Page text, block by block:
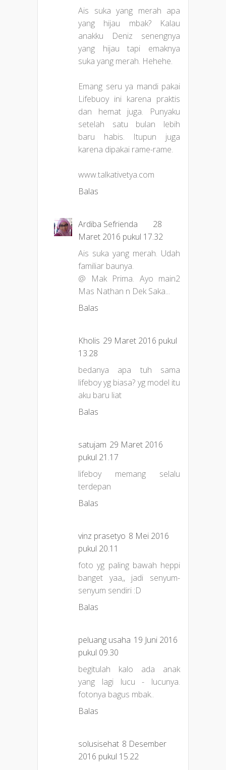
Ais suka yang merah apa
yang hijau mbak? Kalau
anakku Deniz senengnya
yang hijau tapi emaknya
suka yang merah. Hehehe.
Emang seru ya mandi pakai
Lifebuoy ini karena praktis
dan hemat juga. Punyaku
setelah satu bulan lebih
baru habis. Itupun juga
karena dipakai rame-rame.
www.talkativetya.com
Balas
Ardiba Sefrienda
28
Maret 2016 pukul 17.32
Ais suka yang merah. Udah
familiar baunya.
@ Mak Prima. Ayo main2
Mas Nathan n Dek Saka...
Balas
Kholis 29 Maret 2016 pukul
13.28
bedanya apa tuh sama
lifeboy yg biasa? yg model itu
aku baru liat
Balas
satujam 29 Maret 2016
pukul 21.17
lifeboy memang selalu
terdepan
Balas
vinz prasetyo 8 Mei 2016
pukul 20.11
foto yg paling bawah heppi
banget yaa,, jadi senyum-
senyum sendiri :D
Balas
peluang usaha 19 Juni 2016
pukul 09.30
begitulah kalo ada anak
yang lagi lucu - lucunya.
fotonya bagus mbak..
Balas
solusisehat 8 Desember
2016 pukul 15.22